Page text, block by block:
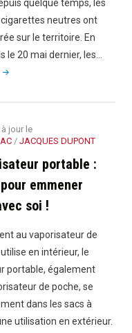
quelque temps, les
neutres ont
sur le territoire. En
le 20 mai dernier, les…
"Quand
français
le
costume
jour le
/ JACQUES DUPONT
portable :
emmener
soi !
au vaporisateur de
utilise en intérieur, le
portable, également
de poche, se
dans les sacs à
utilisation en extérieur.